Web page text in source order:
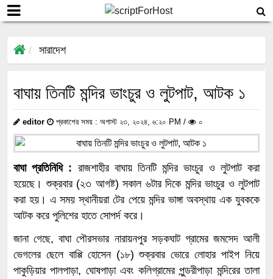
সারাদেশ
বাঘায় তিনটি মন্দির ভাংচুর ও লুটপাট, আটক ১
editor প্রকাশের সময় : অগাস্ট ২৩, ২০২৪, ৬:২০ PM / ০
বাঘা প্রতিনিধি : রাজশাহীর বাঘায় তিনটি মন্দির ভাংচুর ও লুটপাট করা
হয়েছে। শুক্রবার (২৩ আগষ্ট) সকাল ৬টার দিকে মন্দির ভাংচুর ও লুটপাট
করা হয়। এ সময় স্থানীয়রা টের পেয়ে মন্দির ভাঙ্গা অবস্থায় এক যুবককে
আটক করে পুলিশের হাতে সোপর্দ করে।
জানা গেছে, বাঘা পৌরসভার নারায়নপুর সড়কঘাট গ্রামের জমসেদ আলী
ভেগলের ছেলে বাপ্পি হোসেন (১৮) শুক্রবার ভোরে লোহার পাইপ নিয়ে
পাকুড়িয়ার পালপাড়া, ঘোষপাড়া এবং কলিগ্রামের পুন্ডরীপাড়া মন্দিরের তালা